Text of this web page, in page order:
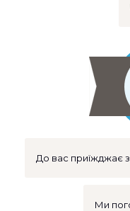
До вас приїжджає
Ми